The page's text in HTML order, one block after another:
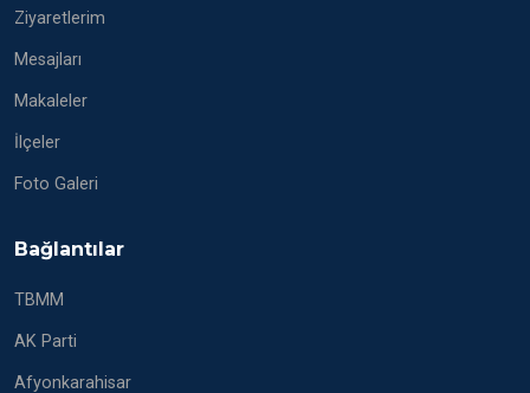
Ziyaretlerim
Mesajları
Makaleler
İlçeler
Foto Galeri
Bağlantılar
TBMM
AK Parti
Afyonkarahisar